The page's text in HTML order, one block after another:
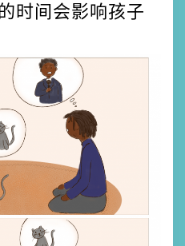
时间会影响孩子